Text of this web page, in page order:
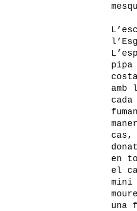
pipa
amb
cas,
en
el
mini
una